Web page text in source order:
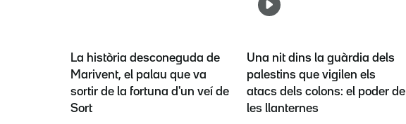
La història desconeguda de
Marivent, el palau que va
sortir de la fortuna d'un veí de
Sort
Una nit dins la guàrdia dels
palestins que vigilen els
atacs dels colons: el poder de
les llanternes